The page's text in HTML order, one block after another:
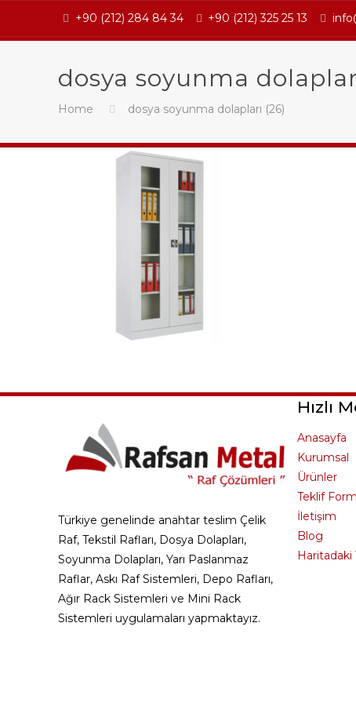
+90 (212) 284 84 34 +90 (212) 325 25 13
dosya soyunma
Home dosya soyunma dolapları (26)
Türkiye genelinde anahtar teslim Çelik
Raf, Tekstil Rafları, Dosya Dolapları,
Soyunma Dolapları, Yarı Paslanmaz
Raflar, Askı Raf Sistemleri, Depo Rafları,
Ağır Rack Sistemleri ve Mini Rack
Sistemleri uygulamaları yapmaktayız.
Hızlı
Anasayfa
Kurumsal
Ürünler
Teklif
İletişim
Blog
Haritadaki